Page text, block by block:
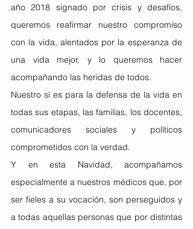
año 2018 signado por crisis y desafíos,
queremos reafirmar nuestro compromiso
con la vida, alentados por la esperanza de
una vida mejor, y lo queremos hacer
acompañando las heridas de todos.
Nuestro sí es para la defensa de la vida en
todas sus etapas, las familias, los docentes,
comunicadores sociales y políticos
comprometidos con la verdad.
Y en esta Navidad, acompañamos
especialmente a nuestros médicos que, por
ser fieles a su vocación, son perseguidos y
a todas aquellas personas que por distintas